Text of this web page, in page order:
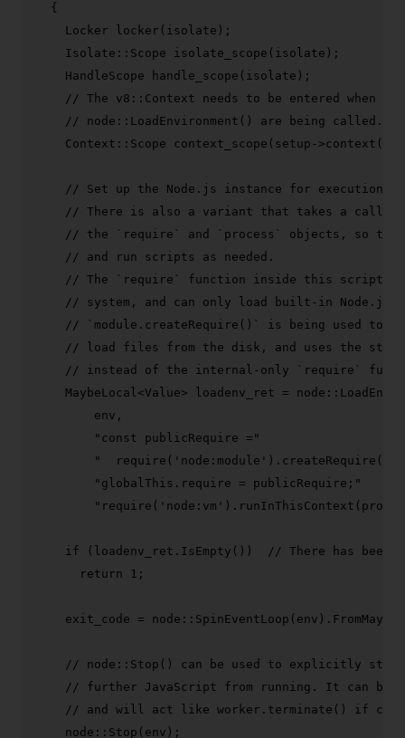
  {
Locker
locker (isolate) ;
Isolate::Scope isolate_scope (isolate) ;
HandleScope
handle_scope (isolate) ;
// The v8::Context needs to be entered when
// node::LoadEnvironment() are being called.
Context::Scope context_scope (setup->context())
// Set up the Node.js instance for execution,
// There is also a variant that takes a
// the `require` and `process` objects, so that
// and run scripts as needed.
// The `require` function inside this script
// system, and can only load built-in Node.js
// `module.createRequire()` is being used to
// load files from the disk, and uses the
// instead of the internal-only `require`
    MaybeLocal<Value> loadenv_ret = node::
        env,
"const publicRequire ="
"
"globalThis.require = publicRequire;"
if (loadenv_ret. IsEmpty ())
// There has been
return
1 ;
    exit_code = node::
SpinEventLoop (env). FromMaybe
// node::Stop() can be used to explicitly stop
// further JavaScript from running. It can be
// and will act like worker.terminate() if
    node::
Stop (env);